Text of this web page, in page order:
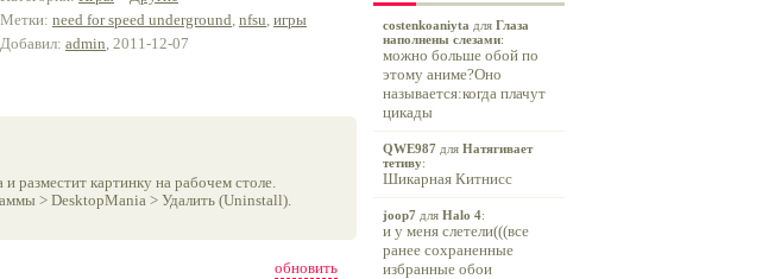
Метки: need for speed underground, nfsu, игры
Добавил: admin, 2011-12-07
разместит картинку на рабочем столе.
> DesktopMania > Удалить (Uninstall).
обновить
costenkoaniyta для Глаза
наполнены слезами:
можно больше обой по
этому аниме?Оно
называется:когда плачут
цикады
QWE987 для Натягивает
тетиву:
Шикарная Китнисс
joop7 для Halo 4:
и у меня слетели(((все
ранее сохраненные
избранные обои